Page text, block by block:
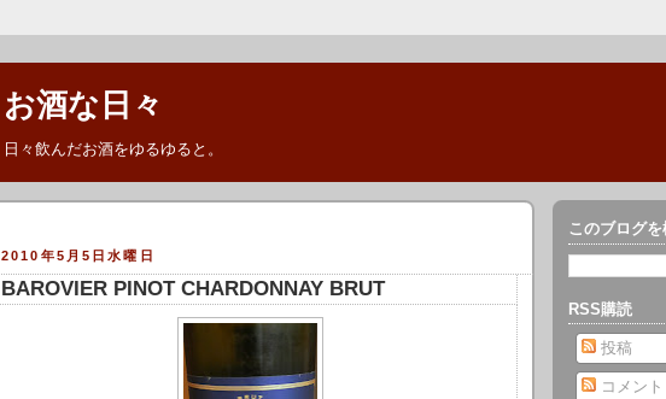
お酒な日々
日々飲んだお酒をゆるゆると。
2010年5月5日水曜日
BAROVIER PINOT CHARDONNAY BRUT
このブログを
RSS購読
投稿
コメント